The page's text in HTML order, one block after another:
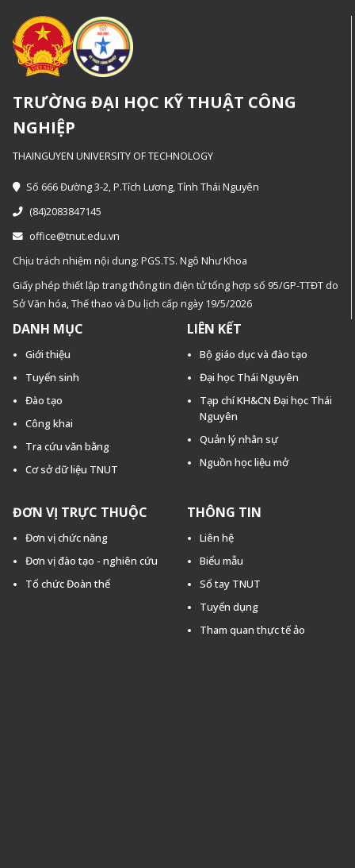
TRƯỜNG ĐẠI HỌC KỸ THUẬT CÔNG
NGHIỆP
THAINGUYEN UNIVERSITY OF TECHNOLOGY
Số 666 Đường 3-2, P.Tích Lương, Tỉnh Thái Nguyên
(84)2083847145
office@tnut.edu.vn
Chịu trách nhiệm nội dung: PGS.TS. Ngô Như Khoa
Giấy phép thiết lập trang thông tin điện tử tổng hợp số 95/GP-TTĐT do
Sở Văn hóa, Thế thao và Du lịch cấp ngày 19/5/2026
DANH MỤC
Giới thiệu
Tuyển sinh
Đào tạo
Công khai
Tra cứu văn bằng
Cơ sở dữ liệu TNUT
LIÊN KẾT
Bộ giáo dục và đào tạo
Đại học Thái Nguyên
Tạp chí KH&CN Đại học Thái
Nguyên
Quản lý nhân sự
Nguồn học liệu mở
ĐƠN VỊ TRỰC THUỘC
Đơn vị chức năng
Đơn vị đào tạo - nghiên cứu
Tổ chức Đoàn thể
THÔNG TIN
Liên hệ
Biểu mẫu
Sổ tay TNUT
Tuyển dụng
Tham quan thực tế ảo